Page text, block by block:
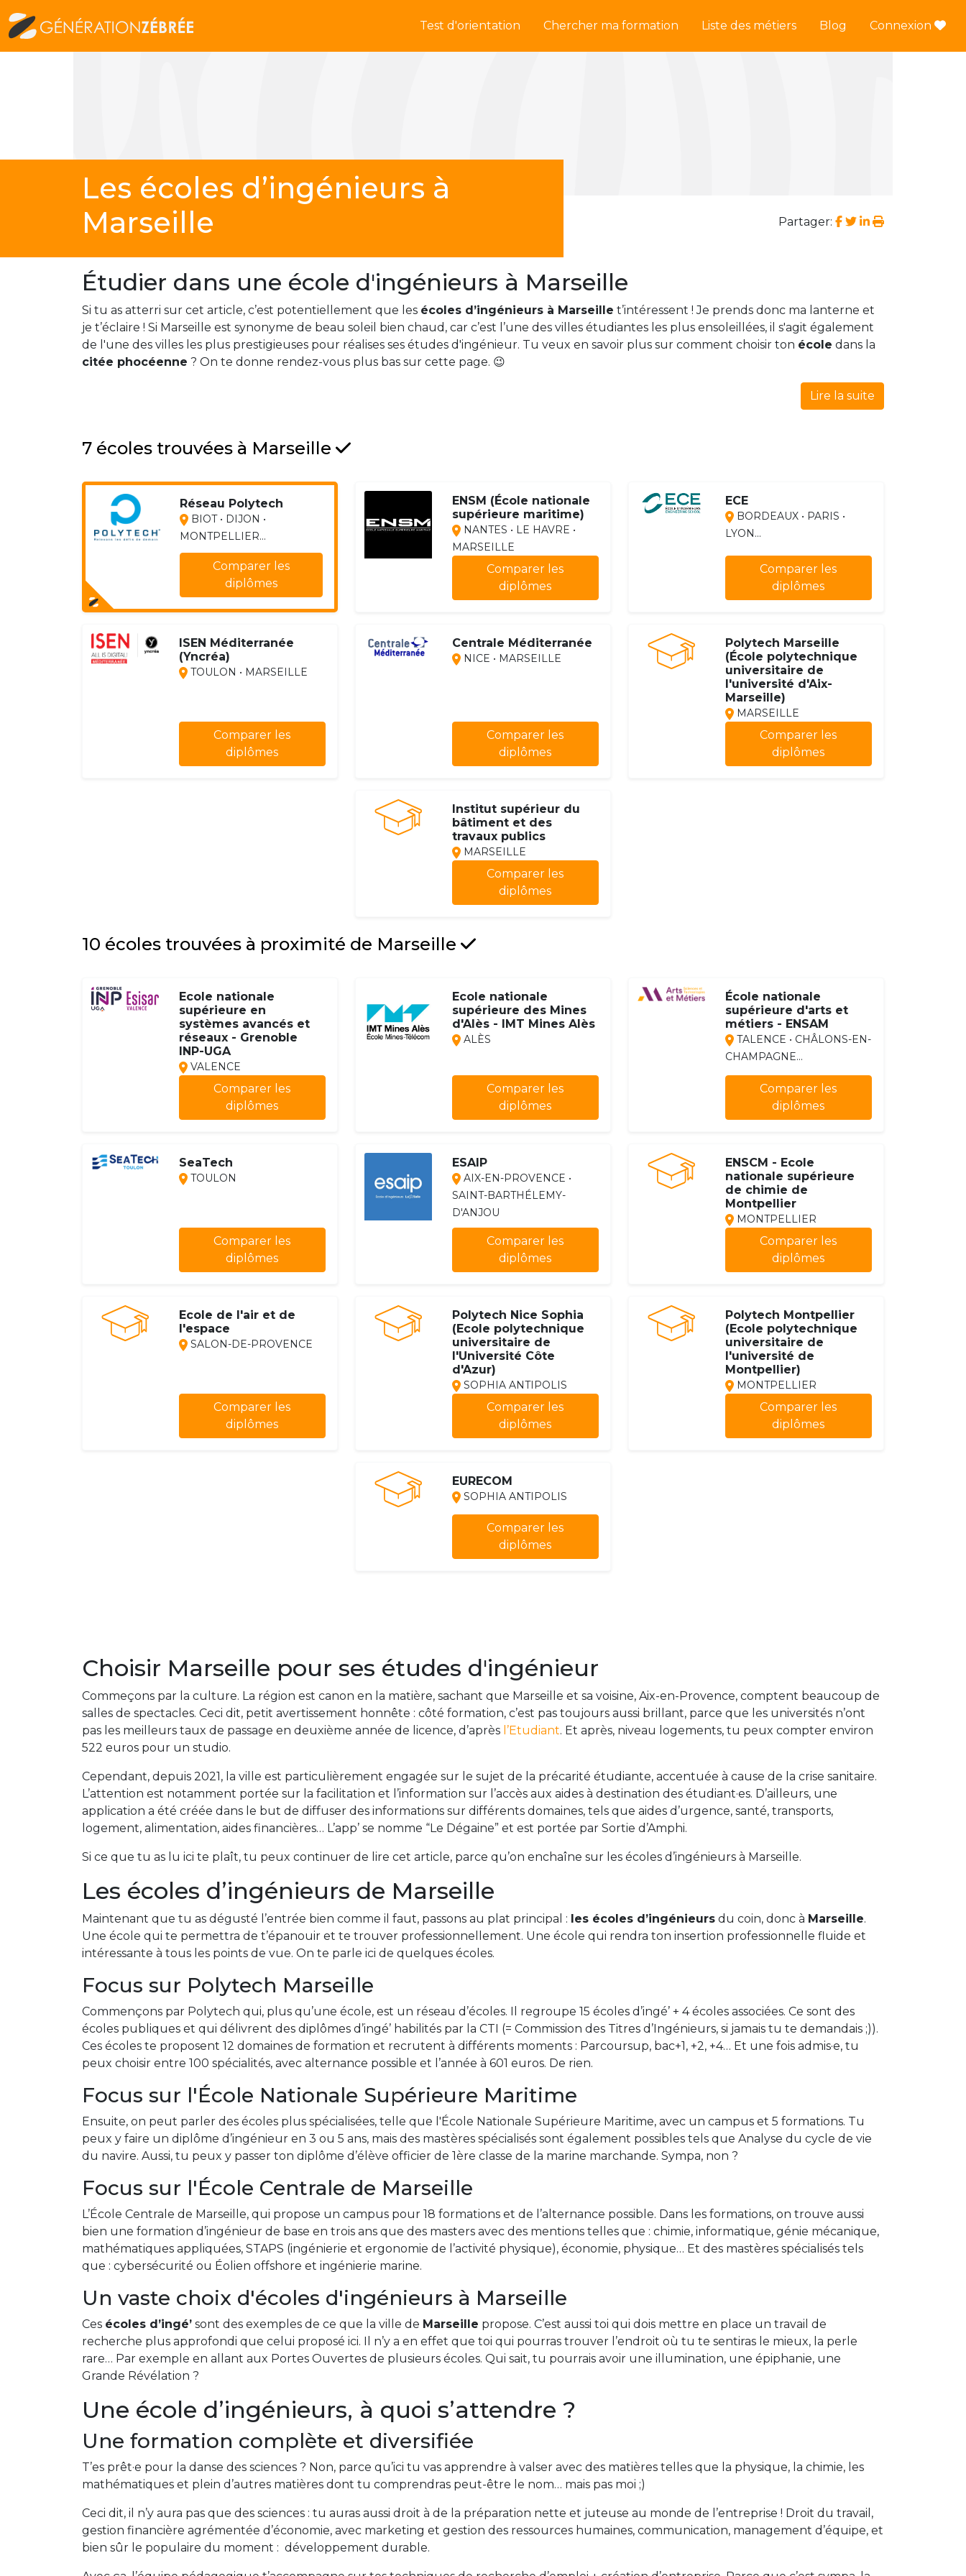
Test d'orientation Chercher ma formation Liste des métiers Blog Connexion
Les écoles d’ingénieurs à
Marseille
Partager:
Étudier dans une école d'ingénieurs à Marseille
Si tu as atterri sur cet article, c’est potentiellement que les écoles d’ingénieurs à Marseille t’intéressent ! Je prends donc ma lanterne et
je t’éclaire ! Si Marseille est synonyme de beau soleil bien chaud, car c’est l’une des villes étudiantes les plus ensoleillées, il s'agit également
de l'une des villes les plus prestigieuses pour réalises ses études d'ingénieur. Tu veux en savoir plus sur comment choisir ton école dans la
citée phocéenne ? On te donne rendez-vous plus bas sur cette page. 😉
Lire la suite
7 écoles trouvées à Marseille
Réseau Polytech
BIOT • DIJON •
MONTPELLIER...
Comparer les
diplômes
ENSM (École nationale
supérieure maritime)
NANTES • LE HAVRE •
MARSEILLE
Comparer les
diplômes
ECE
BORDEAUX • PARIS •
LYON...
Comparer les
diplômes
ISEN Méditerranée
(Yncréa)
TOULON • MARSEILLE
Comparer les
diplômes
Centrale Méditerranée
NICE • MARSEILLE
Comparer les
diplômes
Polytech Marseille
(École polytechnique
universitaire de
l'université d'Aix-
Marseille)
MARSEILLE
Comparer les
diplômes
Institut supérieur du
bâtiment et des
travaux publics
MARSEILLE
Comparer les
diplômes
10 écoles trouvées à proximité de Marseille
Ecole nationale
supérieure en
systèmes avancés et
réseaux - Grenoble
INP-UGA
VALENCE
Comparer les
diplômes
Ecole nationale
supérieure des Mines
d'Alès - IMT Mines Alès
ALÈS
Comparer les
diplômes
École nationale
supérieure d'arts et
métiers - ENSAM
TALENCE • CHÂLONS-EN-
CHAMPAGNE...
Comparer les
diplômes
SeaTech
TOULON
Comparer les
diplômes
ESAIP
AIX-EN-PROVENCE •
SAINT-BARTHÉLEMY-
D'ANJOU
Comparer les
diplômes
ENSCM - Ecole
nationale supérieure
de chimie de
Montpellier
MONTPELLIER
Comparer les
diplômes
Ecole de l'air et de
l'espace
SALON-DE-PROVENCE
Comparer les
diplômes
Polytech Nice Sophia
(Ecole polytechnique
universitaire de
l'Université Côte
d'Azur)
SOPHIA ANTIPOLIS
Comparer les
diplômes
Polytech Montpellier
(Ecole polytechnique
universitaire de
l'université de
Montpellier)
MONTPELLIER
Comparer les
diplômes
EURECOM
SOPHIA ANTIPOLIS
Comparer les
diplômes
Choisir Marseille pour ses études d'ingénieur
Commeçons par la culture. La région est canon en la matière, sachant que Marseille et sa voisine, Aix-en-Provence, comptent beaucoup de
salles de spectacles. Ceci dit, petit avertissement honnête : côté formation, c’est pas toujours aussi brillant, parce que les universités n’ont
pas les meilleurs taux de passage en deuxième année de licence, d’après l’Etudiant. Et après, niveau logements, tu peux compter environ
522 euros pour un studio.
Cependant, depuis 2021, la ville est particulièrement engagée sur le sujet de la précarité étudiante, accentuée à cause de la crise sanitaire.
L’attention est notamment portée sur la facilitation et l’information sur l’accès aux aides à destination des étudiant·es. D’ailleurs, une
application a été créée dans le but de diffuser des informations sur différents domaines, tels que aides d’urgence, santé, transports,
logement, alimentation, aides financières… L’app’ se nomme “Le Dégaine” et est portée par Sortie d’Amphi.
Si ce que tu as lu ici te plaît, tu peux continuer de lire cet article, parce qu’on enchaîne sur les écoles d’ingénieurs à Marseille.
Les écoles d’ingénieurs de Marseille
Maintenant que tu as dégusté l’entrée bien comme il faut, passons au plat principal : les écoles d’ingénieurs du coin, donc à Marseille.
Une école qui te permettra de t’épanouir et te trouver professionnellement. Une école qui rendra ton insertion professionnelle fluide et
intéressante à tous les points de vue. On te parle ici de quelques écoles.
Focus sur Polytech Marseille
Commençons par Polytech qui, plus qu’une école, est un réseau d’écoles. Il regroupe 15 écoles d’ingé’ + 4 écoles associées. Ce sont des
écoles publiques et qui délivrent des diplômes d’ingé’ habilités par la CTI (= Commission des Titres d’Ingénieurs, si jamais tu te demandais ;)).
Ces écoles te proposent 12 domaines de formation et recrutent à différents moments : Parcoursup, bac+1, +2, +4… Et une fois admis·e, tu
peux choisir entre 100 spécialités, avec alternance possible et l’année à 601 euros. De rien.
Focus sur l'École Nationale Supérieure Maritime
Ensuite, on peut parler des écoles plus spécialisées, telle que l'École Nationale Supérieure Maritime, avec un campus et 5 formations. Tu
peux y faire un diplôme d’ingénieur en 3 ou 5 ans, mais des mastères spécialisés sont également possibles tels que Analyse du cycle de vie
du navire. Aussi, tu peux y passer ton diplôme d’élève officier de 1ère classe de la marine marchande. Sympa, non ?
Focus sur l'École Centrale de Marseille
L’École Centrale de Marseille, qui propose un campus pour 18 formations et de l’alternance possible. Dans les formations, on trouve aussi
bien une formation d’ingénieur de base en trois ans que des masters avec des mentions telles que : chimie, informatique, génie mécanique,
mathématiques appliquées, STAPS (ingénierie et ergonomie de l’activité physique), économie, physique… Et des mastères spécialisés tels
que : cybersécurité ou Éolien offshore et ingénierie marine.
Un vaste choix d'écoles d'ingénieurs à Marseille
Ces écoles d’ingé’ sont des exemples de ce que la ville de Marseille propose. C’est aussi toi qui dois mettre en place un travail de
recherche plus approfondi que celui proposé ici. Il n’y a en effet que toi qui pourras trouver l’endroit où tu te sentiras le mieux, la perle
rare… Par exemple en allant aux Portes Ouvertes de plusieurs écoles. Qui sait, tu pourrais avoir une illumination, une épiphanie, une
Grande Révélation ?
Une école d’ingénieurs, à quoi s’attendre ?
Une formation complète et diversifiée
T’es prêt·e pour la danse des sciences ? Non, parce qu’ici tu vas apprendre à valser avec des matières telles que la physique, la chimie, les
mathématiques et plein d’autres matières dont tu comprendras peut-être le nom… mais pas moi ;)
Ceci dit, il n’y aura pas que des sciences : tu auras aussi droit à de la préparation nette et juteuse au monde de l’entreprise ! Droit du travail,
gestion financière agrémentée d’économie, avec marketing et gestion des ressources humaines, communication, management d’équipe, et
bien sûr le populaire du moment : développement durable.